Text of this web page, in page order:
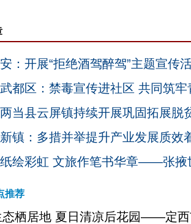
：开展“拒绝酒驾醉驾”主题宣传
都区：禁毒宣传进社区 共同筑
当县云屏镇持续开展巩固拓展脱
镇：多措并举提升产业发展质效
绘彩虹 文旅作笔书华章——张掖
推荐
态栖居地 夏日清凉后花园——定